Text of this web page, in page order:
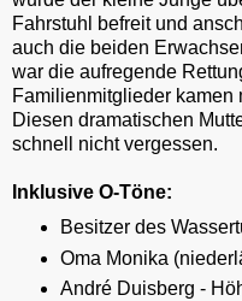
Fahrstuhl befreit und
auch die beiden
war die aufregende
Familienmitglieder kamen
Diesen dramatischen
schnell nicht vergessen.
Inklusive O-Töne:
Besitzer des
Oma Monika
André Duisberg -